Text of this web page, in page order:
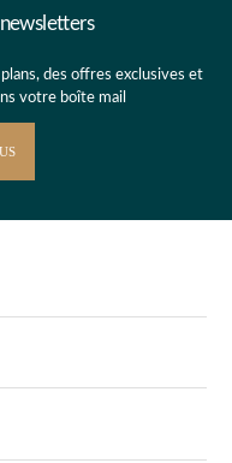
des offres exclusives et
votre boîte mail